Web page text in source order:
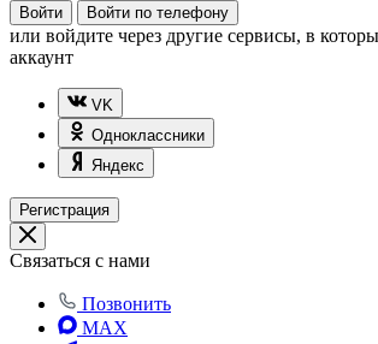
Войти Войти по телефону
или войдите через другие сервисы, в
аккаунт
VK
Одноклассники
Яндекс
Регистрация
Связаться с нами
Позвонить
MAX